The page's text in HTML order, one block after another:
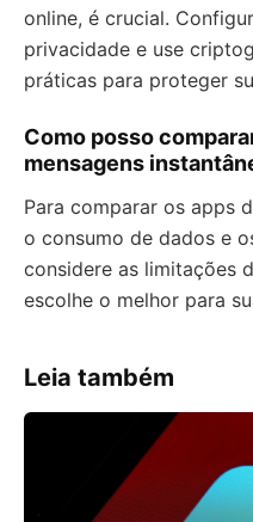
online, é crucial.
privacidade e use
práticas para proteger
Como posso
mensagens
Para comparar os apps
o consumo de dados e
considere as limitações
escolhe o melhor para
Leia também